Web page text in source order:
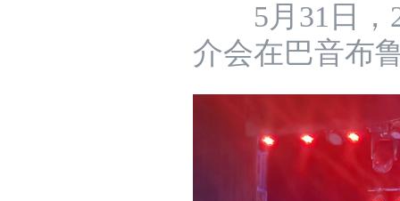
5月31日，
介会在巴音布